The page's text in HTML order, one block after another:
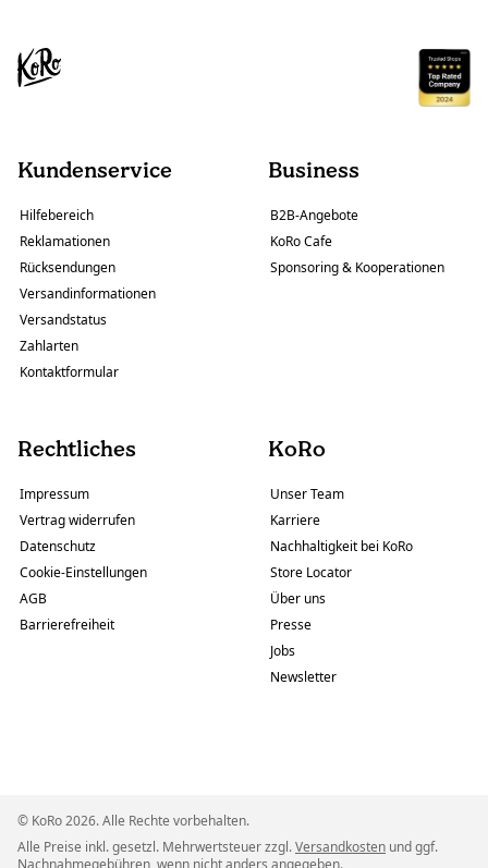
Kundenservice
Hilfebereich
Reklamationen
Rücksendungen
Versandinformationen
Versandstatus
Zahlarten
Kontaktformular
Business
B2B-Angebote
KoRo Cafe
Sponsoring & Kooperationen
Rechtliches
Impressum
Vertrag widerrufen
Datenschutz
Cookie-Einstellungen
AGB
Barrierefreiheit
KoRo
Unser Team
Karriere
Nachhaltigkeit bei KoRo
Store Locator
Über uns
Presse
Jobs
Newsletter
© KoRo 2026. Alle Rechte vorbehalten.
Alle Preise inkl. gesetzl. Mehrwertsteuer zzgl.Versandkosten und ggf.
Nachnahmegebühren, wenn nicht anders angegeben.